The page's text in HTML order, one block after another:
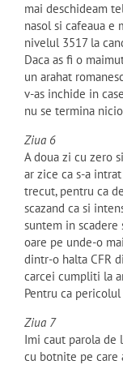
mai deschideam
nasol si cafeaua e
nivelul 3517 la
Daca as fi o
un arahat
v-as inchide in
nu se termina
Ziua 6
A doua zi cu zero
ar zice ca s-a
trecut, pentru ca
scazand ca si
suntem in scadere
oare pe unde-o
dintr-o halta CFR
carcei cumpliti la
Pentru ca
Ziua 7
Imi caut parola de
cu botnite pe care